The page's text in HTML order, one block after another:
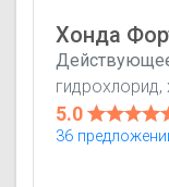
Хонда
гидрохлорид,
5.0
36